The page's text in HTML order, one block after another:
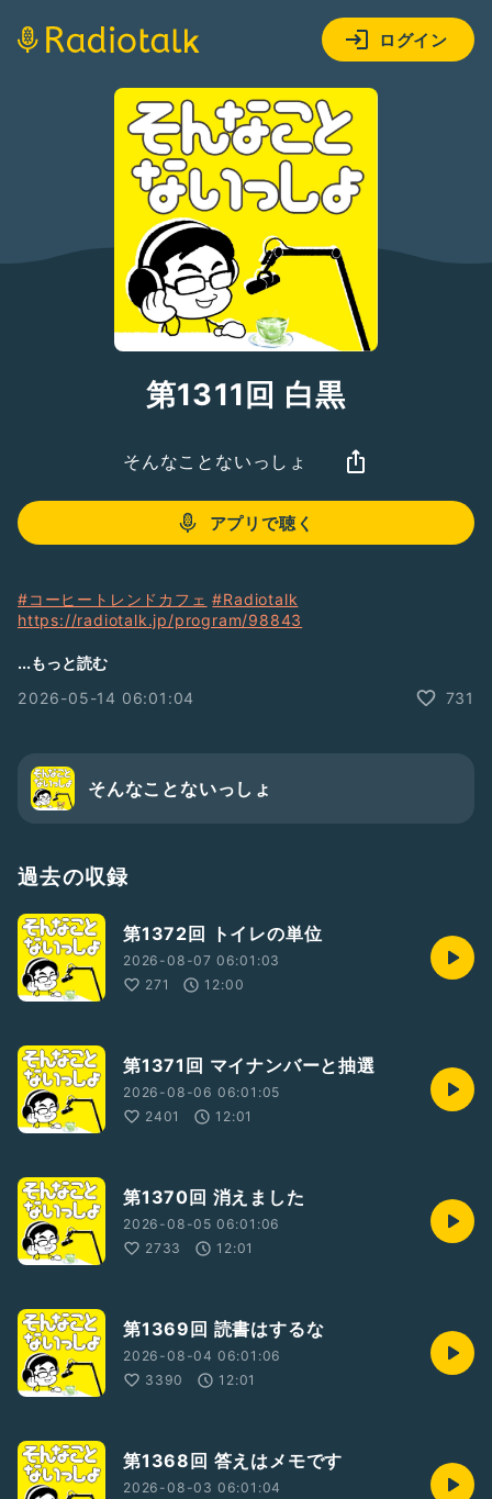
ログイン
第1311回 白黒
そんなことないっしょ
アプリで聴く
#コーヒートレンドカフェ #Radiotalk
https://radiotalk.jp/program/98843
介させて頂いています
掲載記事
・週間ダイヤモンド
・週間プレイボーイ
・日刊SPA
・夕刊フジ
他…
ラジオトーク
・2024年度ラジオトーク大賞
・2021年収録トーク総選挙1位
・2021年思い出に残るライブ賞受賞
・2022年収録トーク総選挙3位
・2015年アップル BESTof2015
【そんないプロジェクトHP】
https://sonnai.com/
【ほしいものリスト】
https://www.amazon.jp/hz/wishlist/ls/1R7HCN1UEFUIV?
ref_=wl_share
...もっと読む
2026-05-14 06:01:04
731
そんなことないっしょ
過去の収録
第1372回 トイレの単位
2026-08-07 06:01:03
271
12:00
第1371回 マイナンバーと抽選
2026-08-06 06:01:05
2401
12:01
第1370回 消えました
2026-08-05 06:01:06
2733
12:01
第1369回 読書はするな
2026-08-04 06:01:06
3390
12:01
第1368回 答えはメモです
2026-08-03 06:01:04